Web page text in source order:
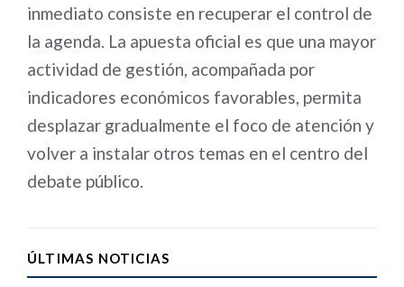
inmediato consiste en recuperar el control de
la agenda. La apuesta oficial es que una mayor
actividad de gestión, acompañada por
indicadores económicos favorables, permita
desplazar gradualmente el foco de atención y
volver a instalar otros temas en el centro del
debate público.
ÚLTIMAS NOTICIAS